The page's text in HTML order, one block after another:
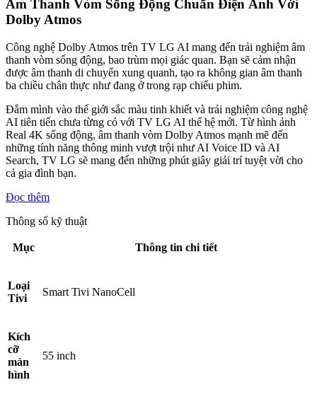
Âm Thanh Vòm Sống Động Chuẩn Điện Ảnh Với
Dolby Atmos
Công nghệ Dolby Atmos trên TV LG AI mang đến trải nghiệm âm
thanh vòm sống động, bao trùm mọi giác quan. Bạn sẽ cảm nhận
được âm thanh di chuyển xung quanh, tạo ra không gian âm thanh
ba chiều chân thực như đang ở trong rạp chiếu phim.
Đắm mình vào thế giới sắc màu tinh khiết và trải nghiệm công nghệ
AI tiên tiến chưa từng có với TV LG AI thế hệ mới. Từ hình ảnh
Real 4K sống động, âm thanh vòm Dolby Atmos mạnh mẽ đến
những tính năng thông minh vượt trội như AI Voice ID và AI
Search, TV LG sẽ mang đến những phút giây giải trí tuyệt vời cho
cả gia đình bạn.
Đọc thêm
Thông số kỹ thuật
Mục Thông tin chi tiết
Loại
Tivi
Smart Tivi NanoCell
Kích
cỡ
màn
hình
55 inch